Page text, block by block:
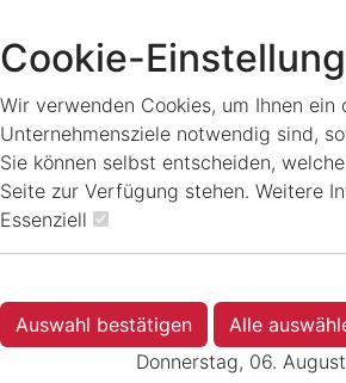
Cookie-
Wir verwenden Cookies, um Ihnen
Unternehmensziele notwendig sind,
Sie können selbst entscheiden,
Seite zur Verfügung stehen. Weitere
Essenziell
Auswahl bestätigen
Alle
Donnerstag, 06.